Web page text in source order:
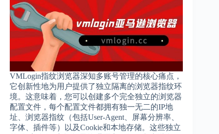
VMLogin指纹浏览器深知多账号管理的核心痛点，
它创新性地为用户提供了独立隔离的浏览器指纹环
境。这意味着，您可以创建多个完全独立的浏览器
配置文件，每个配置文件都拥有独一无二的IP地
址、浏览器指纹（包括User-Agent、屏幕分辨率、
字体、插件等）以及Cookie和本地存储。这些独立